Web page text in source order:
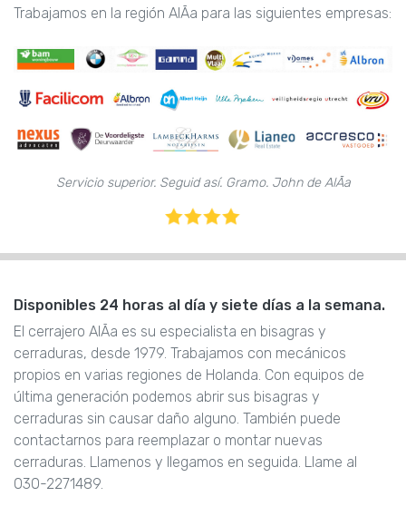
Trabajamos en la región AlÃ­a para las siguientes empresas:
Servicio superior. Seguid así. Gramo. John de AlÃ­a
Disponibles 24 horas al día y siete días a la semana.
El cerrajero AlÃ­a es su especialista en bisagras y
cerraduras, desde 1979. Trabajamos con mecánicos
propios en varias regiones de Holanda. Con equipos de
última generación podemos abrir sus bisagras y
cerraduras sin causar daño alguno. También puede
contactarnos para reemplazar o montar nuevas
cerraduras. Llamenos y llegamos en seguida. Llame al
030-2271489.